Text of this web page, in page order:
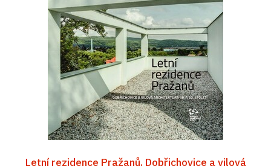
Letní rezidence Pražanů. Dobřichovice a vilová